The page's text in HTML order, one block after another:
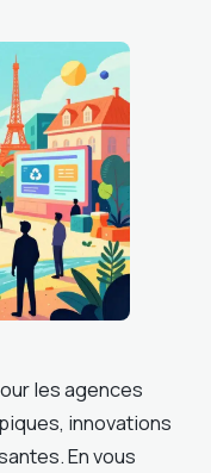
les agences
innovations
En vous